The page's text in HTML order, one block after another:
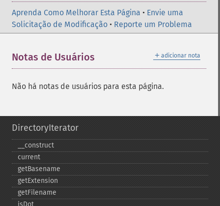
Aprenda Como Melhorar Esta Página • Envie uma
Solicitação de Modificação • Reporte um Problema
＋ adicionar nota
Notas de Usuários
Não há notas de usuários para esta página.
DirectoryIterator
_​_​construct
current
getBasename
getExtension
getFilename
isDot